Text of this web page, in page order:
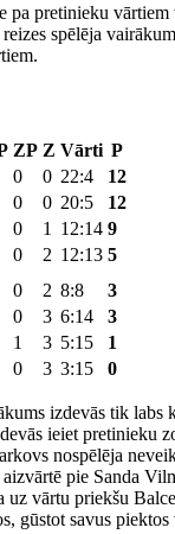
pa pretinieku
reizes spēlēja
ZP Z Vārti P
0 0 22:4
12
0 0 20:5
12
0 1 12:14 9
0 2 12:13 5
0 2 8:8
3
0 3 6:14
3
1 3 5:15
1
0 3 3:15 0
izdevās tik labs
ieiet pretinieku
nospēlēja
pie Sanda
uz vārtu priekšu
gūstot savus piektos